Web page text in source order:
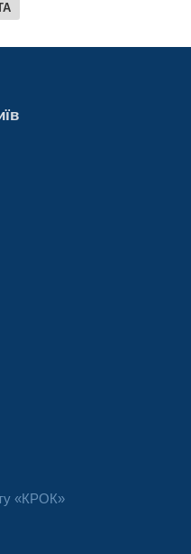
«КРОК»